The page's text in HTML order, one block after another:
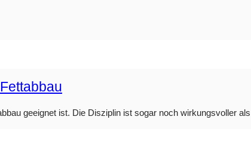
geeignet ist. Die Disziplin ist sogar noch wirkungsvoller